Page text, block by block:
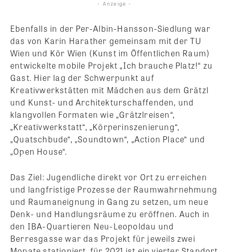
- Anzeige -
Ebenfalls in der Per-Albin-Hansson-Siedlung war
das von Karin Harather gemeinsam mit der TU
Wien und Kör Wien (Kunst im Öffentlichen Raum)
entwickelte mobile Projekt „Ich brauche Platz!“ zu
Gast. Hier lag der Schwerpunkt auf
Kreativwerkstätten mit Mädchen aus dem Grätzl
und Kunst- und Architekturschaffenden, und
klangvollen Formaten wie „Grätzlreisen“,
„Kreativwerkstatt“, „Körperinszenierung“,
„Quatschbude“, „Soundtown“, „Action Place“ und
„Open House“.
Das Ziel: Jugendliche direkt vor Ort zu erreichen
und langfristige Prozesse der Raumwahrnehmung
und Raumaneignung in Gang zu setzen, um neue
Denk- und Handlungsräume zu eröffnen. Auch in
den IBA-Quartieren Neu-Leopoldau und
Berresgasse war das Projekt für jeweils zwei